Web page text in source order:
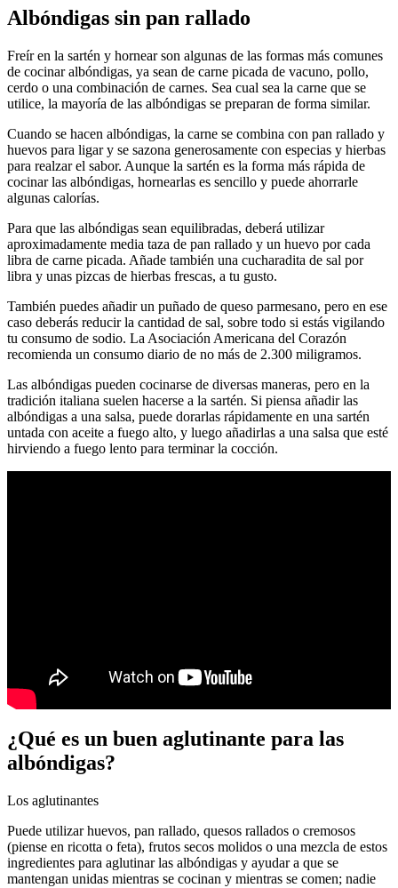
Albóndigas sin pan rallado
Freír en la sartén y hornear son algunas de las formas más comunes
de cocinar albóndigas, ya sean de carne picada de vacuno, pollo,
cerdo o una combinación de carnes. Sea cual sea la carne que se
utilice, la mayoría de las albóndigas se preparan de forma similar.
Cuando se hacen albóndigas, la carne se combina con pan rallado y
huevos para ligar y se sazona generosamente con especias y hierbas
para realzar el sabor. Aunque la sartén es la forma más rápida de
cocinar las albóndigas, hornearlas es sencillo y puede ahorrarle
algunas calorías.
Para que las albóndigas sean equilibradas, deberá utilizar
aproximadamente media taza de pan rallado y un huevo por cada
libra de carne picada. Añade también una cucharadita de sal por
libra y unas pizcas de hierbas frescas, a tu gusto.
También puedes añadir un puñado de queso parmesano, pero en ese
caso deberás reducir la cantidad de sal, sobre todo si estás vigilando
tu consumo de sodio. La Asociación Americana del Corazón
recomienda un consumo diario de no más de 2.300 miligramos.
Las albóndigas pueden cocinarse de diversas maneras, pero en la
tradición italiana suelen hacerse a la sartén. Si piensa añadir las
albóndigas a una salsa, puede dorarlas rápidamente en una sartén
untada con aceite a fuego alto, y luego añadirlas a una salsa que esté
hirviendo a fuego lento para terminar la cocción.
¿Qué es un buen aglutinante para las
albóndigas?
Los aglutinantes
Puede utilizar huevos, pan rallado, quesos rallados o cremosos
(piense en ricotta o feta), frutos secos molidos o una mezcla de estos
ingredientes para aglutinar las albóndigas y ayudar a que se
mantengan unidas mientras se cocinan y mientras se comen; nadie